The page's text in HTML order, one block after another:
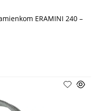
ERAMINI 240 –